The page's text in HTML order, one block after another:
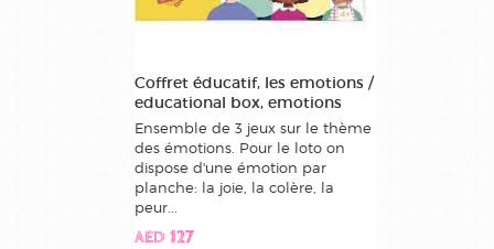
Coffret éducatif, les emotions /
educational box, emotions
Ensemble de 3 jeux sur le thème
des émotions. Pour le loto on
dispose d'une émotion par
planche: la joie, la colère, la
peur...
AED 127